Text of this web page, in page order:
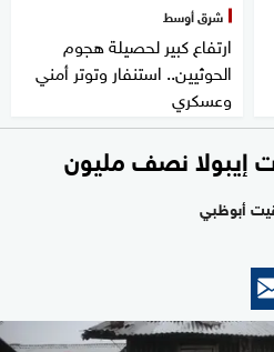
شرق أوسط
ارتفاع كبير لحصيلة هجوم
الحوثيين.. استنفار وتوتر أمني
وعسكري
إيبولا نصف مليون